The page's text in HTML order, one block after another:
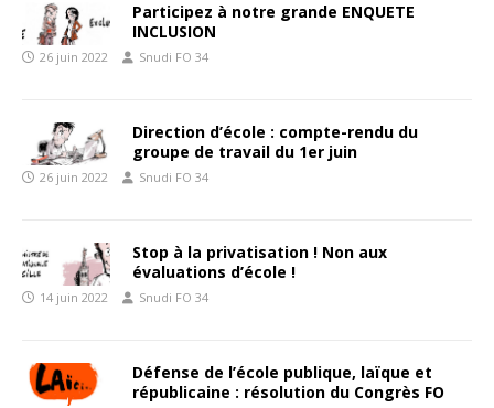
Participez à notre grande ENQUETE
INCLUSION
26 juin 2022 Snudi FO 34
Direction d’école : compte-rendu du
groupe de travail du 1er juin
26 juin 2022 Snudi FO 34
Stop à la privatisation ! Non aux
évaluations d’école !
14 juin 2022 Snudi FO 34
Défense de l’école publique, laïque et
républicaine : résolution du Congrès FO